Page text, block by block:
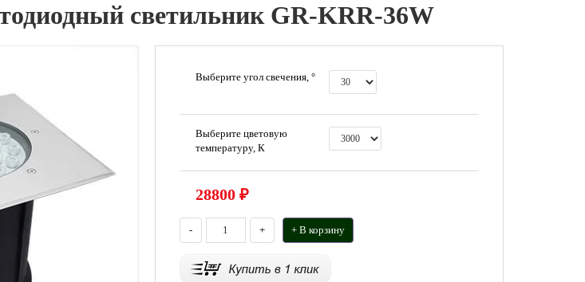
светильник GR-KRR-36W
Выберите угол свечения, °
Выберите цветовую
температуру, К
28800₽
- + + В корзину